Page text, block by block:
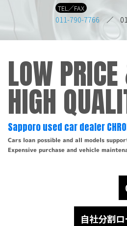
TEL／FAX
011-790-7766 ／
LOW
HIGH
Sapporo used car dealer
Cars loan possible and all models
Expensive purchase and vehicle
自社分割